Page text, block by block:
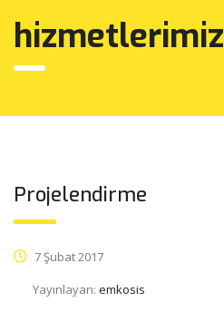
hizmetlerimiz
Projelendirme
7 Şubat 2017
Yayınlayan: emkosis